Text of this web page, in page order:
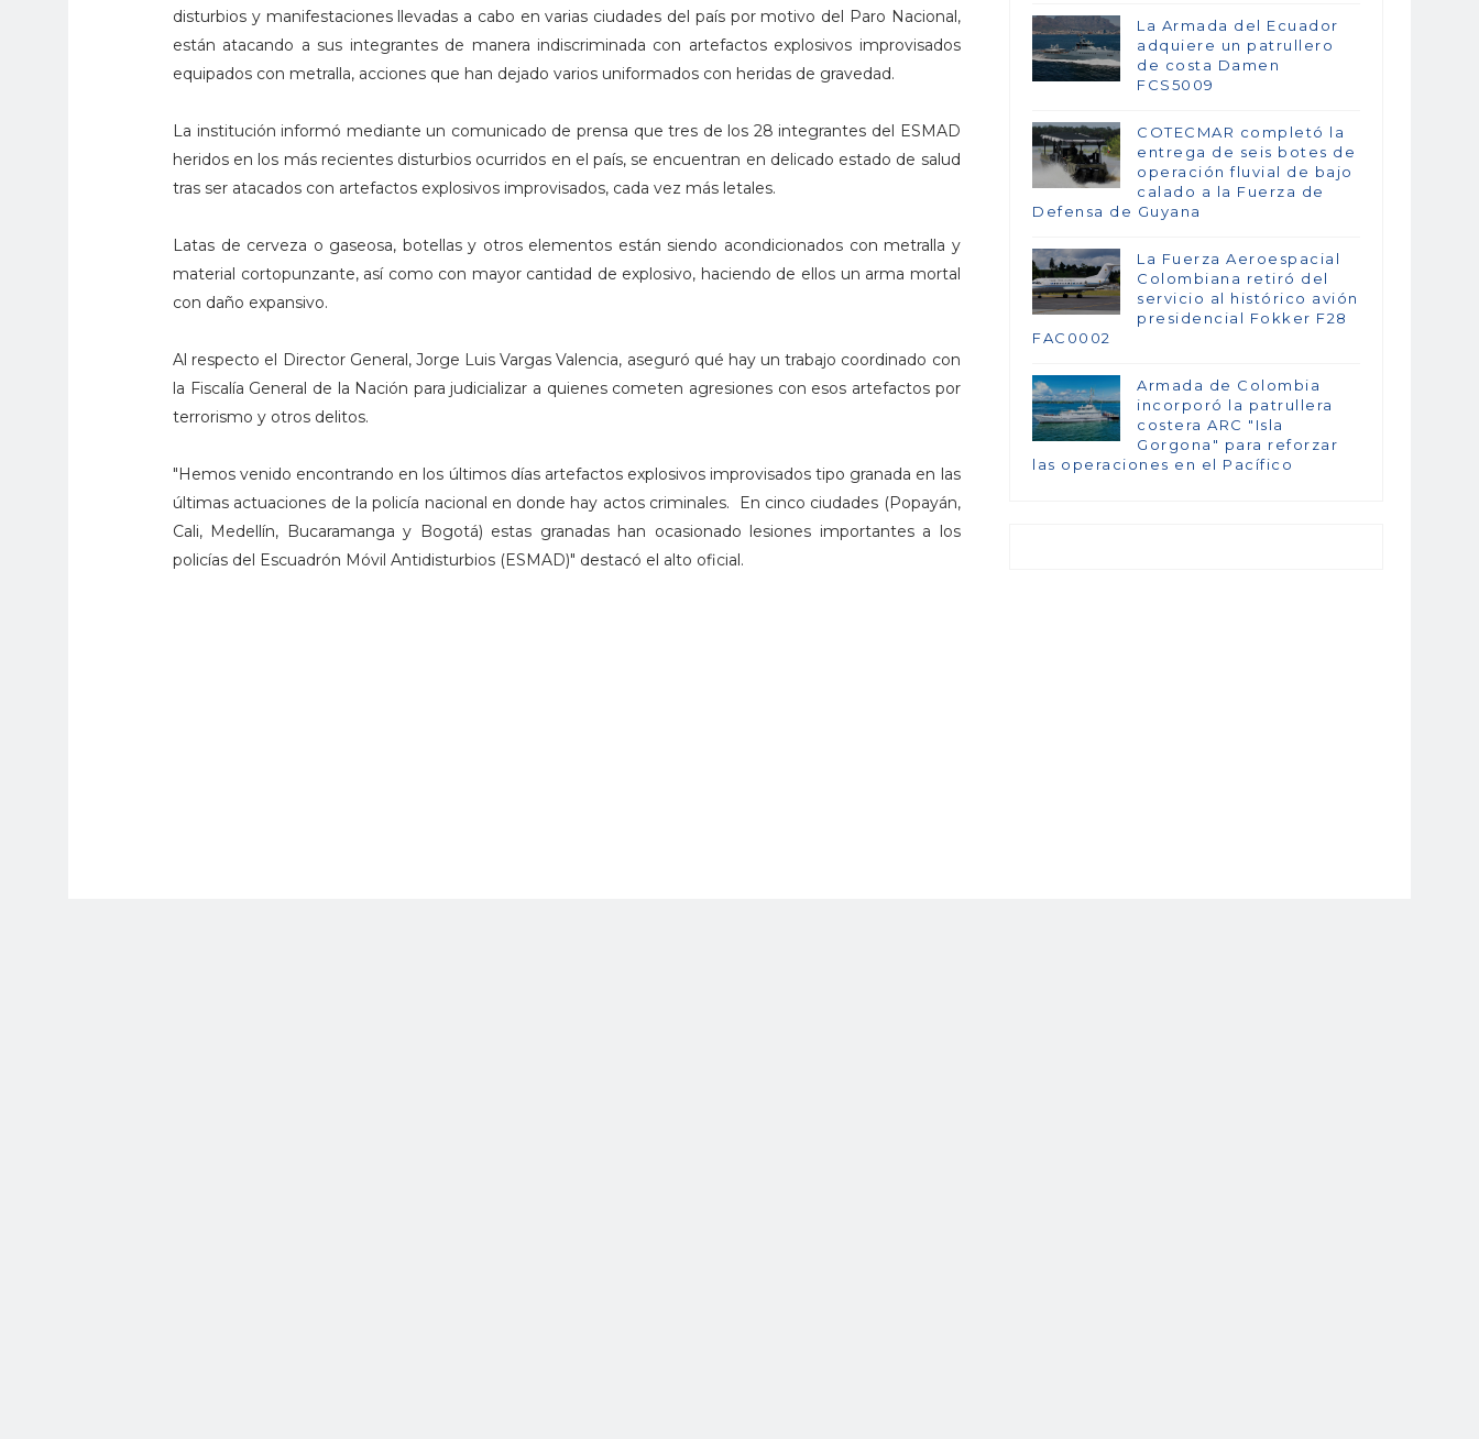
disturbios y manifestaciones llevadas a cabo en varias ciudades del país por motivo del Paro Nacional,
están atacando a sus integrantes de manera indiscriminada con artefactos explosivos improvisados
equipados con metralla, acciones que han dejado varios uniformados con heridas de gravedad.
La institución informó mediante un comunicado de prensa que tres de los 28 integrantes del ESMAD
heridos en los más recientes disturbios ocurridos en el país, se encuentran en delicado estado de salud
tras ser atacados con artefactos explosivos improvisados, cada vez más letales.
Latas de cerveza o gaseosa, botellas y otros elementos están siendo acondicionados con metralla y
material cortopunzante, así como con mayor cantidad de explosivo, haciendo de ellos un arma mortal
con daño expansivo.
Al respecto el Director General, Jorge Luis Vargas Valencia, aseguró qué hay un trabajo coordinado con
la Fiscalía General de la Nación para judicializar a quienes cometen agresiones con esos artefactos por
terrorismo y otros delitos.
"Hemos venido encontrando en los últimos días artefactos explosivos improvisados tipo granada en las
últimas actuaciones de la policía nacional en donde hay actos criminales. En cinco ciudades (Popayán,
Cali, Medellín, Bucaramanga y Bogotá) estas granadas han ocasionado lesiones importantes a los
policías del Escuadrón Móvil Antidisturbios (ESMAD)" destacó el alto oficial.
La Armada del Ecuador
adquiere un patrullero
de costa Damen
FCS5009
COTECMAR completó la
entrega de seis botes de
operación fluvial de bajo
calado a la Fuerza de
Defensa de Guyana
La Fuerza Aeroespacial
Colombiana retiró del
servicio al histórico avión
presidencial Fokker F28
FAC0002
Armada de Colombia
incorporó la patrullera
costera ARC "Isla
Gorgona" para reforzar
las operaciones en el Pacífico